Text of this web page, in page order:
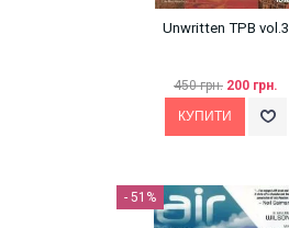
Unwritten TPB vol.3
450 грн. 200 грн.
- 51%